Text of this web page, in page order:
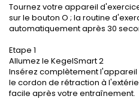
Tournez votre appareil
sur le bouton O ; la routine
automatiquement après 30
Etape 1
Allumez le KegelSmart 2
Insérez complètement
le cordon de rétraction à
facile après votre entraînement.